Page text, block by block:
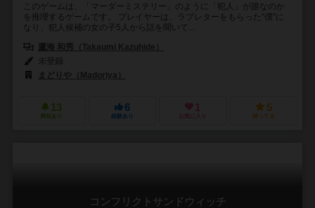
このゲームは、「マーダーミステリー」のように「犯人」が誰なのか
を推理するゲームです。 プレイヤーは、ラブレターをもらった“僕”に
なり、犯人候補の女の子5人から話を聞いて...
鷹海 和秀（Takaumi Kazuhide）
まどりや（Madoriya）
13
興味あり
6
経験あり
1
お気に入り
5
持ってる
コンフリクトサンドウィッチ